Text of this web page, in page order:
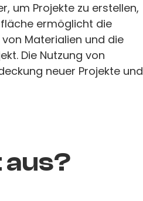
um Projekte zu erstellen,
ermöglicht die
Materialien und die
Die Nutzung von
neuer Projekte und